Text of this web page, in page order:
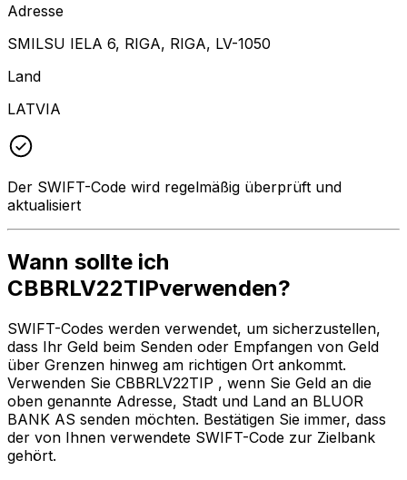
Adresse
SMILSU IELA 6, RIGA, RIGA, LV-1050
Land
LATVIA
Der SWIFT-Code wird regelmäßig überprüft und
aktualisiert
Wann sollte ich
CBBRLV22TIPverwenden?
SWIFT-Codes werden verwendet, um sicherzustellen,
dass Ihr Geld beim Senden oder Empfangen von Geld
über Grenzen hinweg am richtigen Ort ankommt.
Verwenden Sie CBBRLV22TIP , wenn Sie Geld an die
oben genannte Adresse, Stadt und Land an BLUOR
BANK AS senden möchten. Bestätigen Sie immer, dass
der von Ihnen verwendete SWIFT-Code zur Zielbank
gehört.